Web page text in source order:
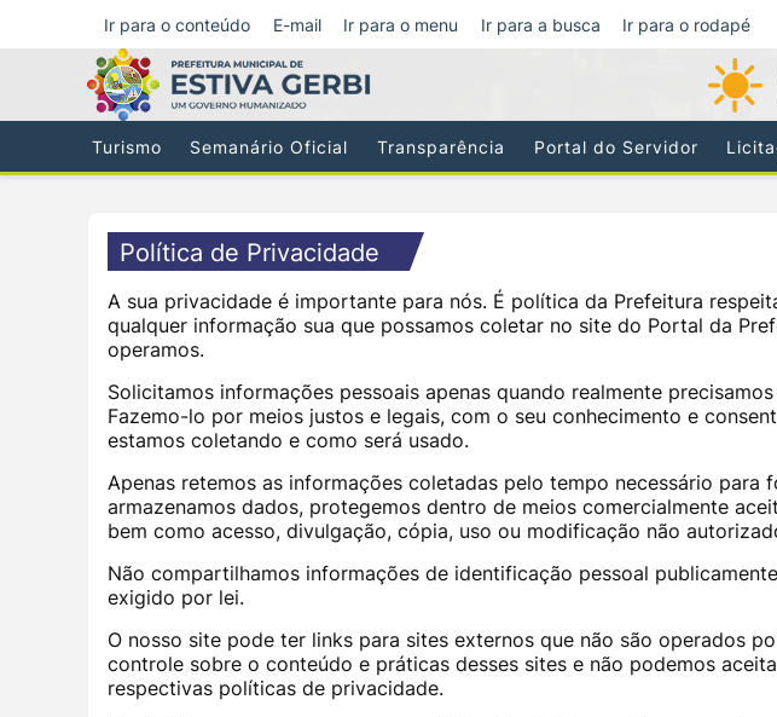
Ir para o conteúdo E-mail Ir para o menu Ir para a busca Ir para o rodapé
Turismo Semanário Oficial Transparência Portal do Servidor
Política de Privacidade
A sua privacidade é importante para nós. É política da Prefeitura
qualquer informação sua que possamos coletar no site do Portal da
operamos.
Solicitamos informações pessoais apenas quando realmente
Fazemo-lo por meios justos e legais, com o seu conhecimento e
estamos coletando e como será usado.
Apenas retemos as informações coletadas pelo tempo necessário para
armazenamos dados, protegemos dentro de meios comercialmente
bem como acesso, divulgação, cópia, uso ou modificação não
Não compartilhamos informações de identificação pessoal
exigido por lei.
O nosso site pode ter links para sites externos que não são operados
controle sobre o conteúdo e práticas desses sites e não podemos
respectivas políticas de privacidade.